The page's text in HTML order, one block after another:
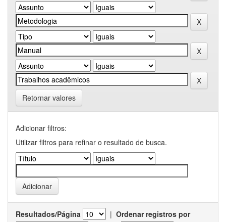
Retornar valores
Adicionar filtros:
Utilizar filtros para refinar o resultado de busca.
Resultados/Página | Ordenar registros por